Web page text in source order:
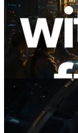
ERPC
Solana con
regiones
Validators
Leer este artículo